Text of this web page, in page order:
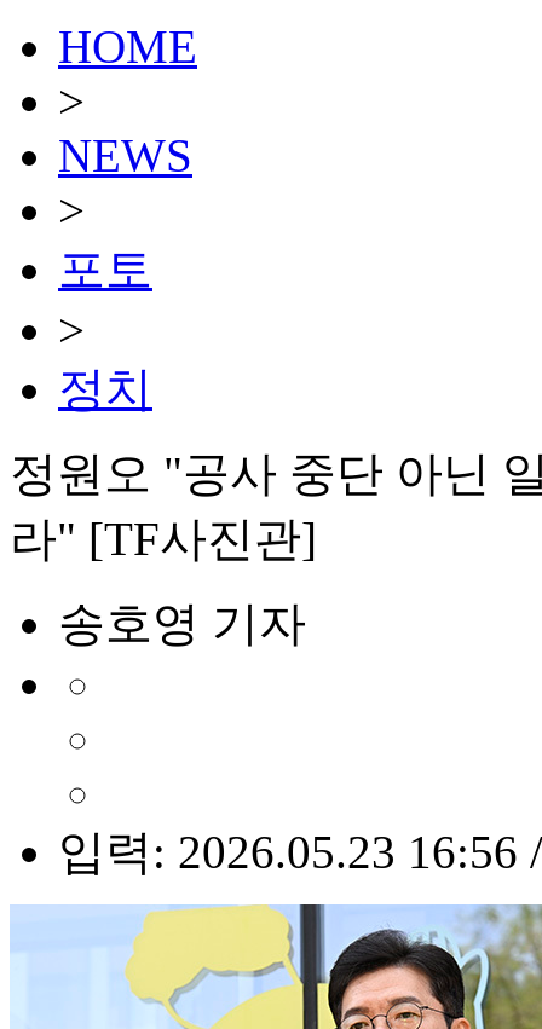
HOME
>
NEWS
>
포토
>
정치
정원오 "공사 중단 아닌
라" [TF사진관]
송호영 기자
입력: 2026.05.23 16:56